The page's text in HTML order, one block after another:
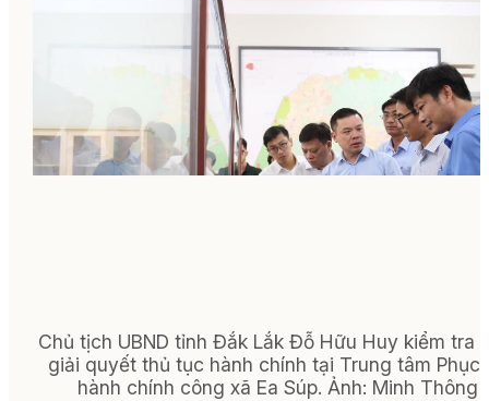
Chủ tịch UBND tỉnh Đắk Lắk Đỗ Hữu Huy kiểm tra
giải quyết thủ tục hành chính tại Trung tâm Phục
hành chính công xã Ea Súp. Ảnh: Minh Thông